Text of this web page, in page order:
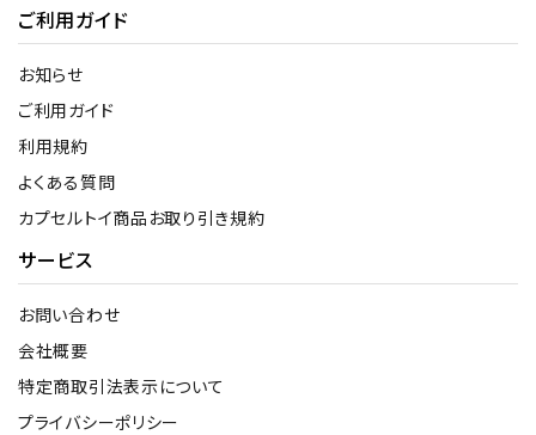
ご利用ガイド
お知らせ
ご利用ガイド
利用規約
よくある質問
カプセルトイ商品お取り引き規約
サービス
お問い合わせ
会社概要
特定商取引法表示について
プライバシーポリシー